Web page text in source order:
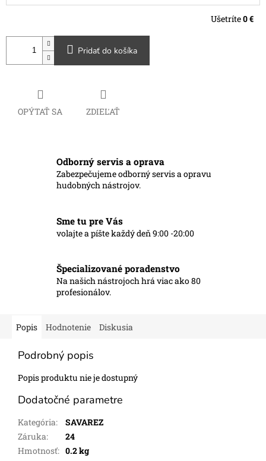
Ušetríte0 €
Pridať do košíka
OPÝTAŤ SA ZDIEĽAŤ
Odborný servis a oprava
Zabezpečujeme odborný servis a opravu
hudobných nástrojov.
Sme tu pre Vás
volajte a píšte každý deň 9:00 -20:00
Špecializované poradenstvo
Na našich nástrojoch hrá viac ako 80
profesionálov.
Popis Hodnotenie Diskusia
Podrobný popis
Popis produktu nie je dostupný
Dodatočné parametre
Kategória:
SAVAREZ
Záruka:
24
Hmotnosť: 0.2 kg